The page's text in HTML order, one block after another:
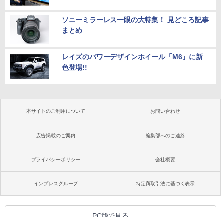
ソニーミラーレス一眼の大特集！ 見どころ記事
まとめ
レイズのパワーデザインホイール「M6」に新
色登場!!
本サイトのご利用について お問い合わせ
広告掲載のご案内 編集部へのご連絡
プライバシーポリシー 会社概要
インプレスグループ 特定商取引法に基づく表示